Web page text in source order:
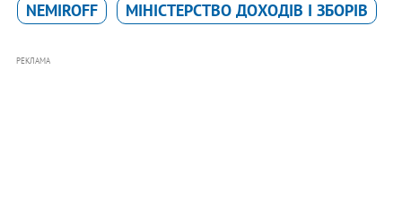
NEMIROFF МІНІСТЕРСТВО ДОХОДІВ І ЗБОРІВ
РЕКЛАМА